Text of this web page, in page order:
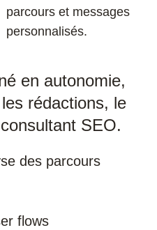
parcours et messages
personnalisés.
en autonomie,
rédactions, le
SEO.
des parcours
flows